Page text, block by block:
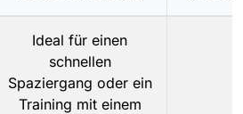
Ideal für einen
schnellen
Spaziergang oder ein
Training mit einem